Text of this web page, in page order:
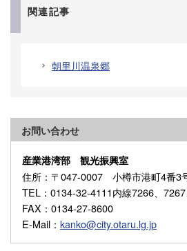
関連記事
朝里川温泉郷
お問い合わせ
産業港湾部 観光振興室
住所 ：〒047-0007 小樽市港町4番3
TEL ：0134-32-4111内線7266、
FAX ：0134-27-8600
E-Mail ： kanko@city.otaru.lg.jp